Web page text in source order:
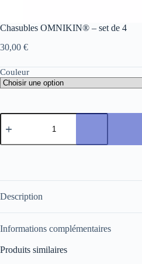
Chasubles OMNIKIN® – set de 4
30,00 €
Couleur
quantité
de
OMNIKIN®
Description
Informations complémentaires
Produits similaires